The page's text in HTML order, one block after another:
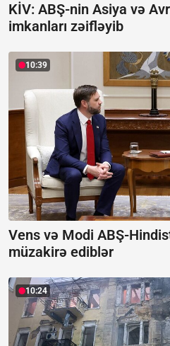
KİV: ABŞ-nin Asiya və
imkanları zəifləyib
10:39
Vens və Modi ABŞ-
müzakirə ediblər
10:24